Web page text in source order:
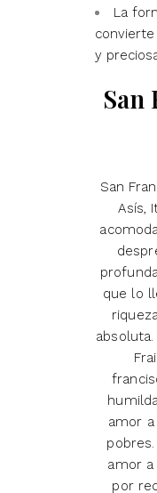
La
y
San
San
Asís,
que lo
amor
amor
por